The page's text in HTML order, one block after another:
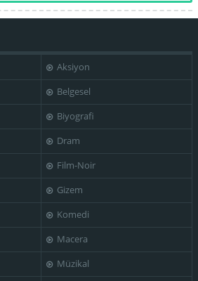
Aksiyon
Belgesel
Biyografi
Dram
Film-Noir
Gizem
Komedi
Macera
Müzikal